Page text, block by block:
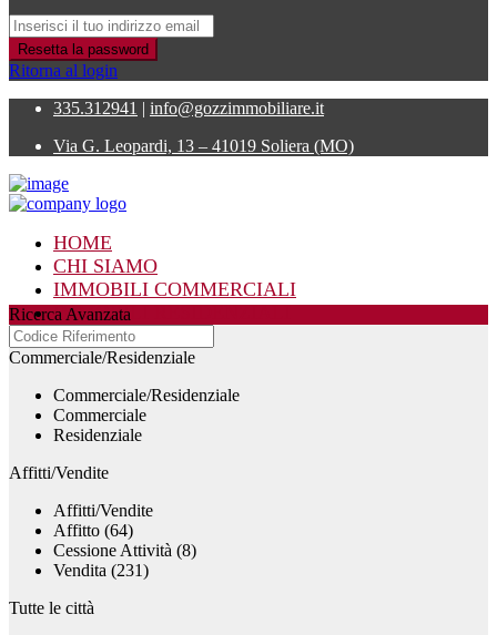
Resetta la password
Ritorna al login
335.312941 | info@gozzimmobiliare.it
Via G. Leopardi, 13 – 41019 Soliera (MO)
HOME
CHI SIAMO
IMMOBILI COMMERCIALI
IMMOBILI RESIDENZIALI
CONTATTI
Ricerca Avanzata
Commerciale/Residenziale
Commerciale/Residenziale
Commerciale
Residenziale
Affitti/Vendite
Affitti/Vendite
Affitto (64)
Cessione Attività (8)
Vendita (231)
Tutte le città